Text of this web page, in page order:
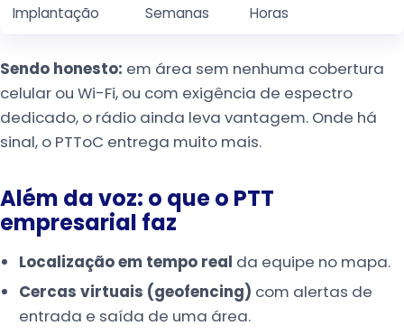
Implantação Semanas Horas
Sendo honesto: em área sem nenhuma cobertura
celular ou Wi-Fi, ou com exigência de espectro
dedicado, o rádio ainda leva vantagem. Onde há
sinal, o PTToC entrega muito mais.
Além da voz: o que o PTT
empresarial faz
Localização em tempo real da equipe no mapa.
Cercas virtuais (geofencing) com alertas de
entrada e saída de uma área.